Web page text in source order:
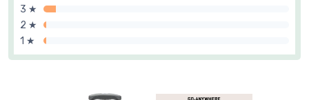
3 ★
2 ★
1 ★